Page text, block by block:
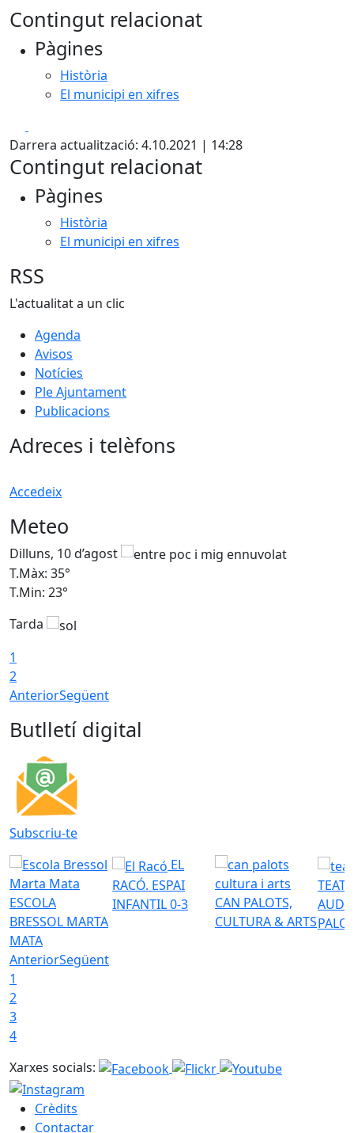
Contingut relacionat
Pàgines
Història
El municipi en xifres
Darrera actualització: 4.10.2021 | 14:28
Contingut relacionat
Pàgines
Història
El municipi en xifres
RSS
L'actualitat a un clic
Agenda
Avisos
Notícies
Ple Ajuntament
Publicacions
Adreces i telèfons
Accedeix
Meteo
Dilluns, 10 d’agost
T.Màx: 35°
T.Min: 23°
Tarda
1
2
AnteriorSegüent
Butlletí digital
Subscriu-te
ESCOLA
BRESSOL MARTA
MATA
EL
RACÓ. ESPAI
INFANTIL 0-3
CAN PALOTS,
CULTURA & ARTS
AnteriorSegüent
1
2
3
4
Xarxes socials:
Crèdits
Contactar